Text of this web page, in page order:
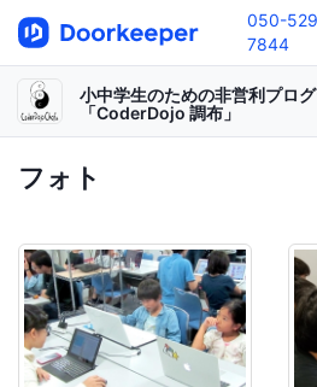
050-
7844
小中学生のための非営利プロ
「CoderDojo 調布」
フォト